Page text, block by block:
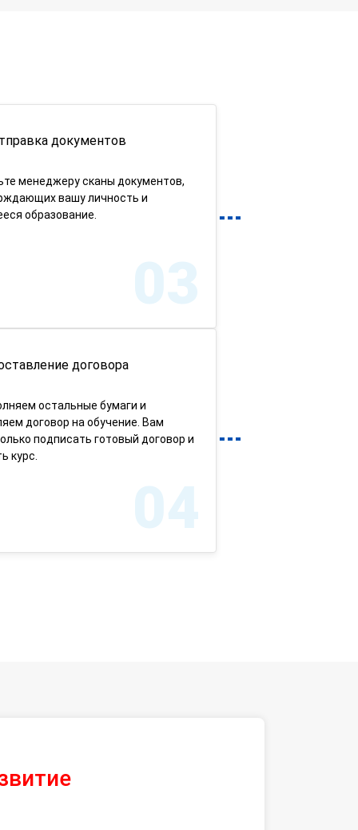
документов
менеджеру сканы документов,
вашу личность и
образование.
03
договора
остальные бумаги и
договор на обучение. Вам
подписать готовый договор и
курс.
04